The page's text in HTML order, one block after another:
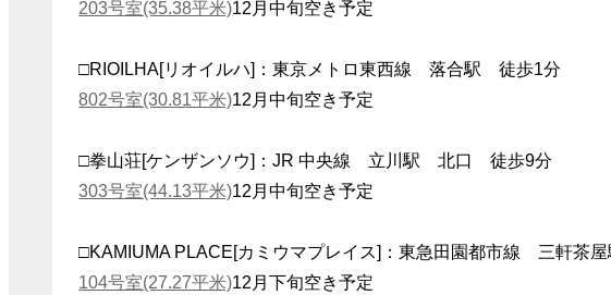
203号室(35.38平米)12月中旬空き予定
□RIOILHA[リオイルハ]：東京メトロ東西線 落合駅 徒歩1分
802号室(30.81平米)12月中旬空き予定
□拳山荘[ケンザンソウ]：JR 中央線 立川駅 北口 徒歩9分
303号室(44.13平米)12月中旬空き予定
□KAMIUMA PLACE[カミウマプレイス]：東急田園都市線 三軒茶
104号室(27.27平米)12月下旬空き予定